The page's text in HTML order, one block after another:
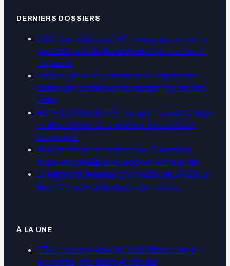
DERNIERS DOSSIERS
130h par mois, c'est 30 heures par semaine,
pas 120 : le calcul exact sans l'erreur des 4
semaines
Gestion de la connaissance en entreprise :
distinguer, capitaliser et partager les savoirs
utiles
RQTH, DSN et OETH : ce que l’Urssaf change
vraiment pour un travailleur indépendant
handicapé
Mail de départ en entreprise : 5 modèles
types et conseils pour soigner votre sortie
Création de l’espace pro impôts : le SIREN, le
lien 72 h et le code d’activation postal
À LA UNE
SEM : comprendre les 3 définitions clés en
économie, marketing et histoire